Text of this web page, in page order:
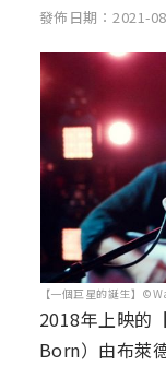
發佈日期：2021-
【一個巨星的誕生】
2018年上映的
Born）由布萊